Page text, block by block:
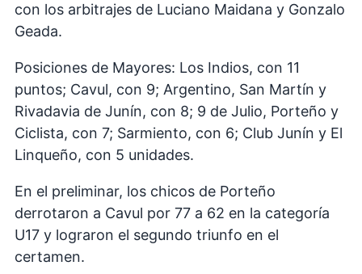
con los arbitrajes de Luciano Maidana y Gonzalo
Geada.
Posiciones de Mayores: Los Indios, con 11
puntos; Cavul, con 9; Argentino, San Martín y
Rivadavia de Junín, con 8; 9 de Julio, Porteño y
Ciclista, con 7; Sarmiento, con 6; Club Junín y El
Linqueño, con 5 unidades.
En el preliminar, los chicos de Porteño
derrotaron a Cavul por 77 a 62 en la categoría
U17 y lograron el segundo triunfo en el
certamen.